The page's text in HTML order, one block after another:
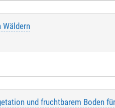
Wäldern
und fruchtbarem Boden